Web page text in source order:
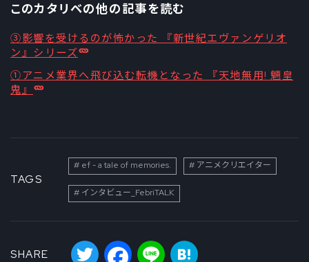
このカタリベの他の記事を読む
③影響を受けるのが怖かった 『新世紀エヴァンゲリオ
ン』シリーズ
①アニメ業界へ飛び込む転機となった 『天地無用! 魎皇
鬼』
TAGS
ef - a tale of memories. アニメクリエイター
インタビュー_FebriTALK
SHARE
Twitter Facebook
Line